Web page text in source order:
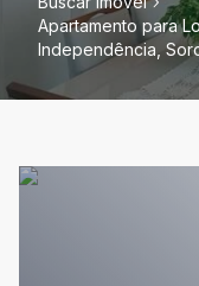
Apartamento para
Independência,